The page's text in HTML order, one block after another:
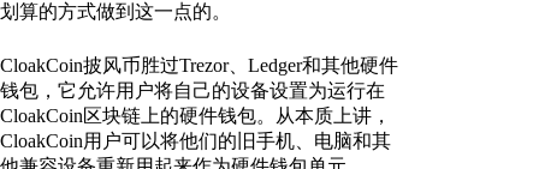
划算的方式做到这一点的。
CloakCoin披风币胜过Trezor、Ledger和其他硬件
钱包，它允许用户将自己的设备设置为运行在
CloakCoin区块链上的硬件钱包。从本质上讲，
CloakCoin用户可以将他们的旧手机、电脑和其